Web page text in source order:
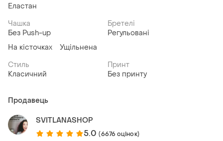
Еластан
Чашка
Без Push-up
На кісточках
Ущільнена
Бретелі
Регульовані
Стиль
Класичний
Принт
Без принту
Продавець
SVITLANASHOP
5.0 (6676 оцінок)